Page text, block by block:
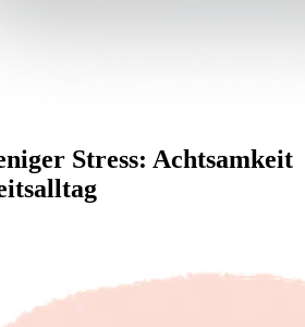
Stress: Achtsamkeit